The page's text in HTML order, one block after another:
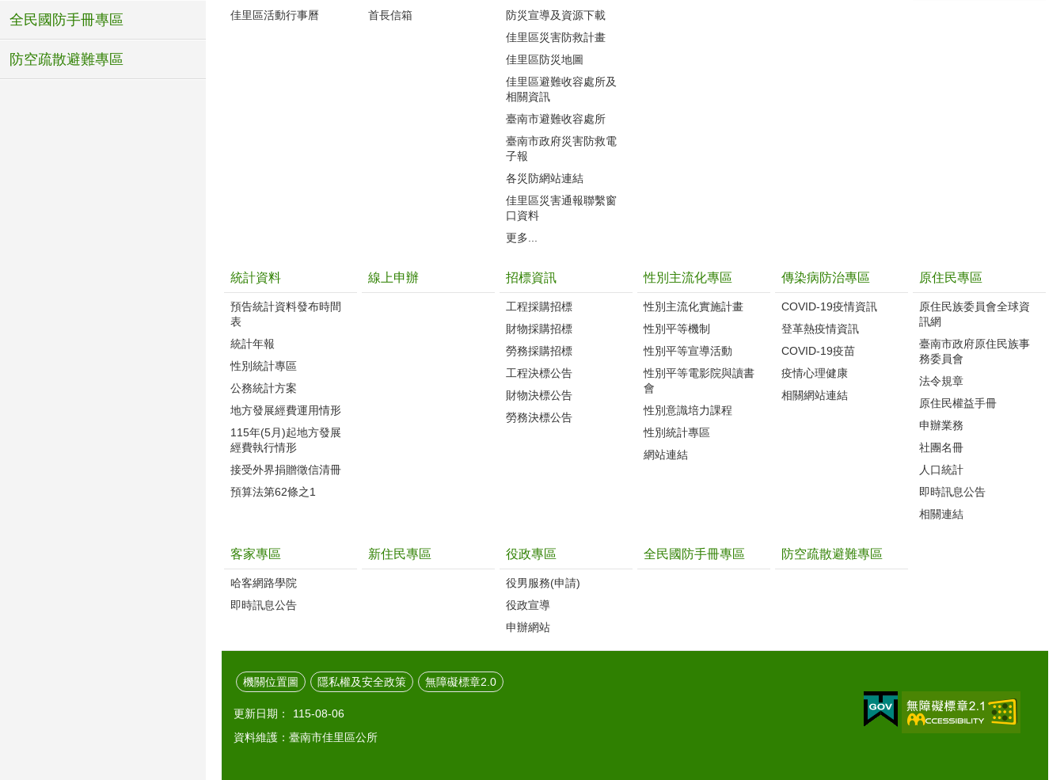
全民國防手冊專區
防空疏散避難專區
佳里區活動行事曆
首長信箱
防災宣導及資源下載
佳里區災害防救計畫
佳里區防災地圖
佳里區避難收容處所及
相關資訊
臺南市避難收容處所
臺南市政府災害防救電
子報
各災防網站連結
佳里區災害通報聯繫窗
口資料
更多...
統計資料
預告統計資料發布時間
表
統計年報
性別統計專區
公務統計方案
地方發展經費運用情形
115年(5月)起地方發展
經費執行情形
接受外界捐贈徵信清冊
預算法第62條之1
線上申辦 招標資訊
工程採購招標
財物採購招標
勞務採購招標
工程決標公告
財物決標公告
勞務決標公告
性別主流化專區
性別主流化實施計畫
性別平等機制
性別平等宣導活動
性別平等電影院與讀書
會
性別意識培力課程
性別統計專區
網站連結
傳染病防治專區
COVID-19疫情資訊
登革熱疫情資訊
COVID-19疫苗
疫情心理健康
相關網站連結
原住民專區
原住民族委員會全球資
訊網
臺南市政府原住民族事
務委員會
法令規章
原住民權益手冊
申辦業務
社團名冊
人口統計
即時訊息公告
相關連結
客家專區
哈客網路學院
即時訊息公告
新住民專區 役政專區
役男服務(申請)
役政宣導
申辦網站
全民國防手冊專區 防空疏散避難專區
機關位置圖 隱私權及安全政策 無障礙標章2.0
更新日期：
115-08-06
資料維護：臺南市佳里區公所